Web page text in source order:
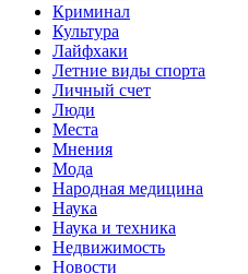
Криминал
Культура
Лайфхаки
Летние виды спорта
Личный счет
Люди
Места
Мнения
Мода
Народная медицина
Наука
Наука и техника
Недвижимость
Новости